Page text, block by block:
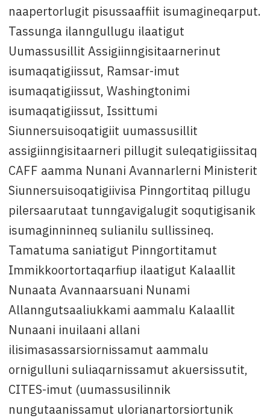
naapertorlugit pisussaaffiit isumagineqarput.
Tassunga ilanngullugu ilaatigut
Uumassusillit Assigiinngisitaarnerinut
isumaqatigiissut, Ramsar-imut
isumaqatigiissut, Washingtonimi
isumaqatigiissut, Issittumi
Siunnersuisoqatigiit uumassusillit
assigiinngisitaarneri pillugit suleqatigiissitaq
CAFF aamma Nunani Avannarlerni Ministerit
Siunnersuisoqatigiivisa Pinngortitaq pillugu
pilersaarutaat tunngavigalugit soqutigisanik
isumaginninneq sulianilu sullissineq.
Tamatuma saniatigut Pinngortitamut
Immikkoortortaqarfiup ilaatigut Kalaallit
Nunaata Avannaarsuani Nunami
Allanngutsaaliukkami aammalu Kalaallit
Nunaani inuilaani allani
ilisimasassarsiornissamut aammalu
ornigulluni suliaqarnissamut akuersissutit,
CITES-imut (uumassusilinnik
nungutaanissamut ulorianartorsiortunik